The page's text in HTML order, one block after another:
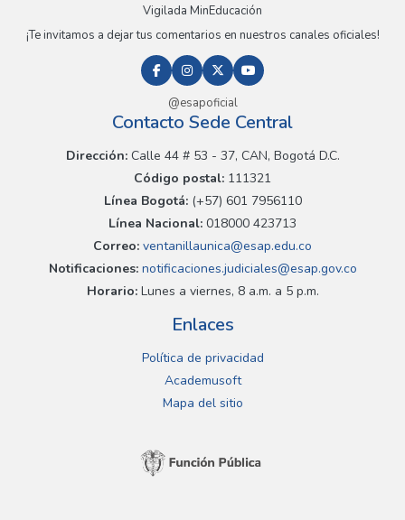
Vigilada MinEducación
¡Te invitamos a dejar tus comentarios en nuestros canales oficiales!
@esapoficial
Contacto Sede Central
Dirección:Calle 44 # 53 - 37, CAN, Bogotá D.C.
Código postal: 111321
Línea Bogotá:(+57) 601 7956110
Línea Nacional: 018000 423713
Correo: ventanillaunica@esap.edu.co
Notificaciones:notificaciones.judiciales@esap.gov.co
Horario:Lunes a viernes, 8 a.m. a 5 p.m.
Enlaces
Política de privacidad
Academusoft
Mapa del sitio